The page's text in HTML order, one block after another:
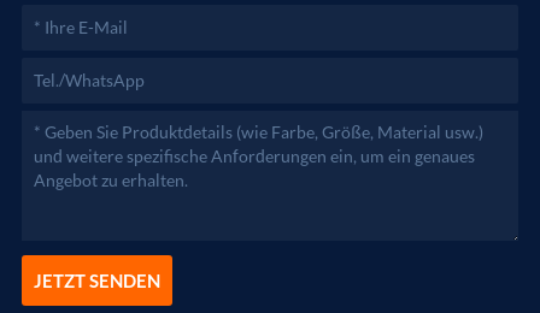
JETZT SENDEN